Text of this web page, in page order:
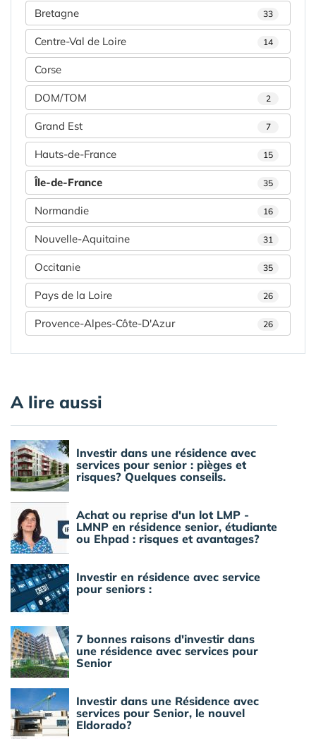
Bretagne 33
Centre-Val de Loire 14
Corse
DOM/TOM 2
Grand Est 7
Hauts-de-France 15
Île-de-France 35
Normandie 16
Nouvelle-Aquitaine 31
Occitanie 35
Pays de la Loire 26
Provence-Alpes-Côte-D'Azur 26
A lire aussi
Investir dans une résidence avec
services pour senior : pièges et
risques? Quelques conseils.
Achat ou reprise d'un lot LMP -
LMNP en résidence senior, étudiante
ou Ehpad : risques et avantages?
Investir en résidence avec service
pour seniors :
7 bonnes raisons d'investir dans
une résidence avec services pour
Senior
Investir dans une Résidence avec
services pour Senior, le nouvel
Eldorado?